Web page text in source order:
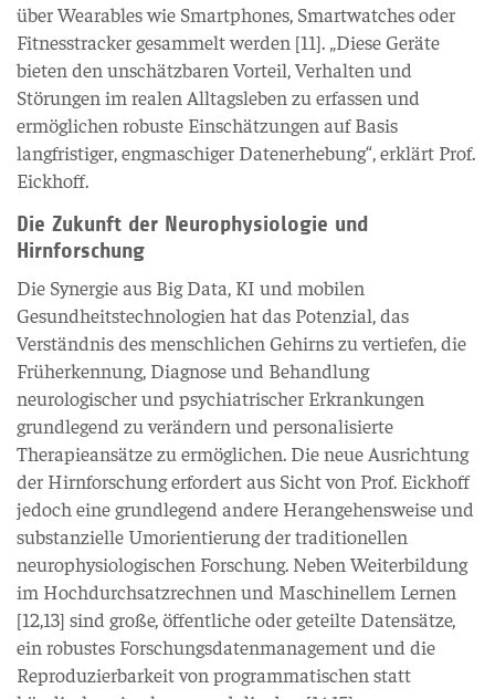
über Wearables wie Smartphones, Smartwatches oder
Fitnesstracker gesammelt werden [11]. „Diese Geräte
bieten den unschätzbaren Vorteil, Verhalten und
Störungen im realen Alltagsleben zu erfassen und
ermöglichen robuste Einschätzungen auf Basis
langfristiger, engmaschiger Datenerhebung“, erklärt Prof.
Eickhoff.
Die Zukunft der Neurophysiologie und
Hirnforschung
Die Synergie aus Big Data, KI und mobilen
Gesundheitstechnologien hat das Potenzial, das
Verständnis des menschlichen Gehirns zu vertiefen, die
Früherkennung, Diagnose und Behandlung
neurologischer und psychiatrischer Erkrankungen
grundlegend zu verändern und personalisierte
Therapieansätze zu ermöglichen. Die neue Ausrichtung
der Hirnforschung erfordert aus Sicht von Prof. Eickhoff
jedoch eine grundlegend andere Herangehensweise und
substanzielle Umorientierung der traditionellen
neurophysiologischen Forschung. Neben Weiterbildung
im Hochdurchsatzrechnen und Maschinellem Lernen
[12,13] sind große, öffentliche oder geteilte Datensätze,
ein robustes Forschungsdatenmanagement und die
Reproduzierbarkeit von programmatischen statt